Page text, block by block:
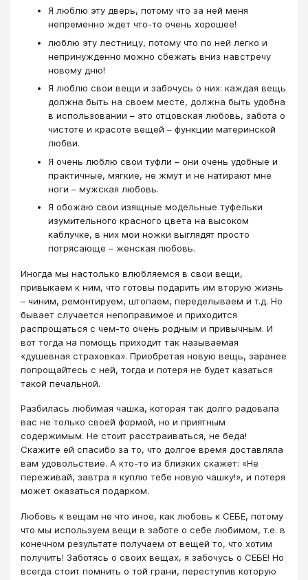
Я люблю эту дверь, потому что за ней меня
непременно ждет что-то очень хорошее!
люблю эту лестницу, потому что по ней легко и
непринужденно можно сбежать вниз навстречу
новому дню!
Я люблю свои вещи и забочусь о них: каждая вещь
должна быть на своем месте, должна быть удобна
в использовании – это отцовская любовь, забота о
чистоте и красоте вещей – функции материнской
любви.
Я очень люблю свои туфли – они очень удобные и
практичные, мягкие, не жмут и не натирают мне
ноги – мужская любовь.
Я обожаю свои изящные модельные туфельки
изумительного красного цвета на высоком
каблучке, в них мои ножки выглядят просто
потрясающе – женская любовь.
Иногда мы настолько влюбляемся в свои вещи,
привыкаем к ним, что готовы подарить им вторую жизнь
– чиним, ремонтируем, штопаем, переделываем и т.д. Но
бывает случается непоправимое и приходится
распрощаться с чем-то очень родным и привычным. И
вот тогда на помощь приходит так называемая
«душевная страховка». Приобретая новую вещь, заранее
попрощайтесь с ней, тогда и потеря не будет казаться
такой печальной.
Разбилась любимая чашка, которая так долго радовала
вас не только своей формой, но и приятным
содержимым. Не стоит расстраиваться, не беда!
Скажите ей спасибо за то, что долгое время доставляла
вам удовольствие. А кто-то из близких скажет: «Не
переживай, завтра я куплю тебе новую чашку!», и потеря
может оказаться подарком.
Любовь к вещам не что иное, как любовь к СЕБЕ, потому
что мы используем вещи в заботе о себе любимом, т.е. в
конечном результате получаем от вещей то, что хотим
получить! Заботясь о своих вещах, я забочусь о СЕБЕ! Но
всегда стоит помнить о той грани, переступив которую